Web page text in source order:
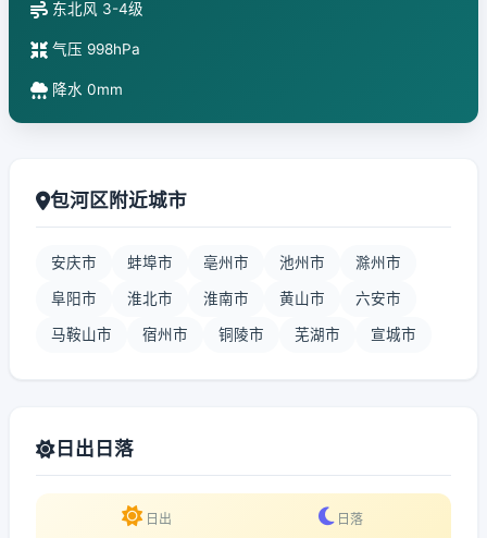
东北风 3-4级
气压 998hPa
降水 0mm
包河区附近城市
安庆市 蚌埠市 亳州市 池州市 滁州市
阜阳市 淮北市 淮南市 黄山市 六安市
马鞍山市 宿州市 铜陵市 芜湖市 宣城市
日出日落
日出 日落